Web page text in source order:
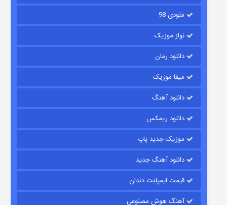
قسمت
ملودی 98
نواز موزیک
دانلود رمان
میفا موزیک
دانلود آهنگ
دانلود ریمکس
موزیک جدید پاپ
دانلود آهنگ جدید
قیمت ایمپلنت دندان
آهنگ هوش مصنوعی